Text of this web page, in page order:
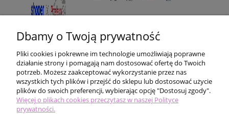
Pomoc
Dbamy o Twoją prywatność
Pliki cookies i pokrewne im technologie umożliwiają poprawne
działanie strony i pomagają nam dostosować ofertę do Twoich
potrzeb. Możesz zaakceptować wykorzystanie przez nas
wszystkich tych plików i przejść do sklepu lub dostosować użycie
plików do swoich preferencji, wybierając opcję "Dostosuj zgody".
Więcej o plikach cookies przeczytasz w naszej Polityce
prywatności.